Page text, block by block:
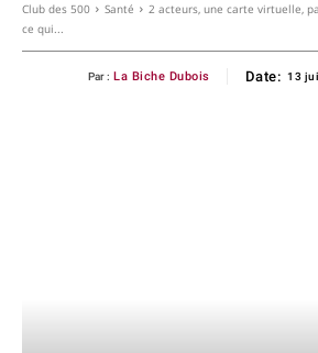
Club des 500 Santé
2 acteurs, une carte virtuelle,
ce qui...
Par : La Biche Dubois Date: 13